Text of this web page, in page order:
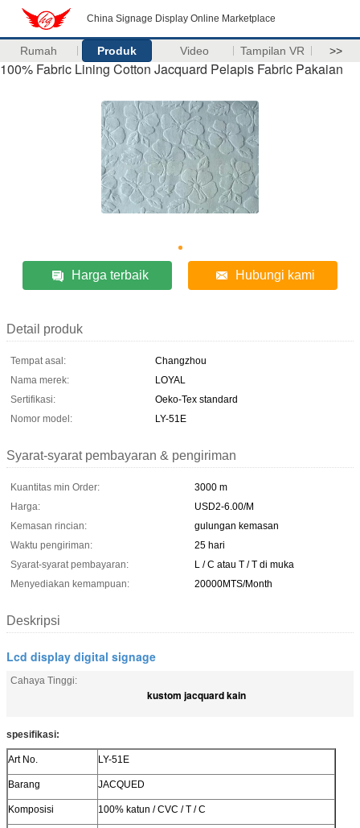
China Signage Display Online Marketplace
Rumah Produk Video Tampilan VR >>
100% Fabric Lining Cotton Jacquard Pelapis Fabric Pakaian
Harga terbaik Hubungi kami
Detail produk
Tempat asal:
Changzhou
Nama merek:
LOYAL
Sertifikasi:
Oeko-Tex standard
Nomor model:
LY-51E
Syarat-syarat pembayaran & pengiriman
Kuantitas min Order:
3000 m
Harga:
USD2-6.00/M
Kemasan rincian:
gulungan kemasan
Waktu pengiriman:
25 hari
Syarat-syarat pembayaran:
L / C atau T / T di muka
Menyediakan kemampuan:
20000MTS/Month
Deskripsi
Lcd display digital signage
Cahaya Tinggi:
kustom jacquard kain
spesifikasi:
Art No. LY-51E
Barang JACQUED
Komposisi 100% katun / CVC / T / C